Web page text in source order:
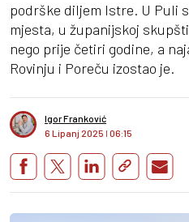
podrške diljem Istre. U Puli
mjesta, u županijskoj
nego prije četiri godine, a
Rovinju i Poreču izostao je.
Igor Franković
6 Lipanj 2025 I 06:15